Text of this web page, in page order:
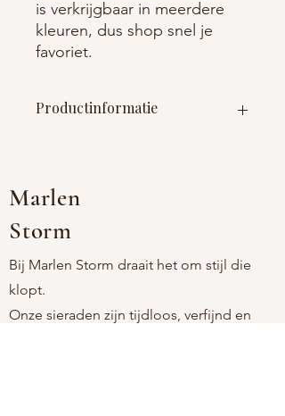
is verkrijgbaar in meerdere
kleuren, dus shop snel je
favoriet.
Productinformatie
6.7cm
Marlen
Storm
Bij Marlen Storm draait het om stijl die
klopt.
Onze sieraden zijn tijdloos, verfijnd en